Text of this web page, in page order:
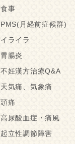
食事
PMS(月経前症候群)
イライラ
胃腸炎
不妊漢方治療Q&A
天気痛、気象痛
頭痛
高尿酸血症・痛風
起立性調節障害